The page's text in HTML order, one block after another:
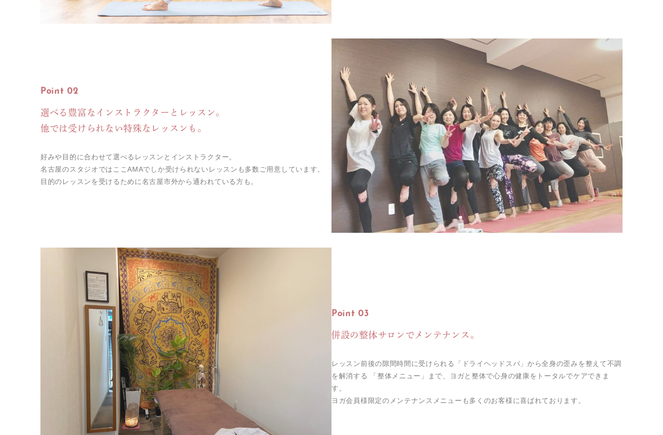
Point 02
選べる豊富な インストラクターとレッスン。
他では受けられない特殊なレッスンも。
好みや目的に合わせて選べるレッスンとインストラクター。
名古屋のスタジオではここAMAでしか受けられないレッスンも多数ご用意しています。
目的のレッスンを受けるために名古屋市外から通われている方も。
Point 03
併設の整体サロンでメンテナンス。
レッスン前後の隙間時間に受けられる「ドライヘッドスパ」から全身の歪みを整えて不調
を解消する 「整体メニュー」まで、ヨガと整体で心身の健康をトータルでケアできま
す。
ヨガ会員様限定のメンテナンスメニューも多くのお客様に喜ばれております。